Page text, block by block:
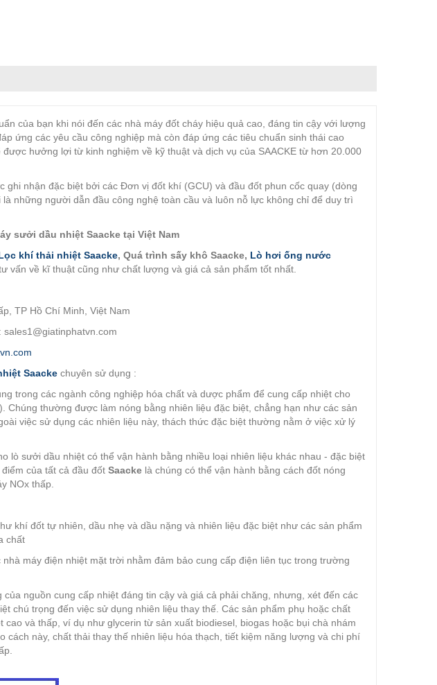
của bạn khi nói đến các nhà máy đốt cháy hiệu quả cao, đáng tin cậy với lượng
ứng các yêu cầu công nghiệp mà còn đáp ứng các tiêu chuẩn sinh thái cao
hưởng lợi từ kinh nghiệm về kỹ thuật và dịch vụ của SAACKE từ hơn 20.000
ghi nhận đặc biệt bởi các Đơn vị đốt khí (GCU) và đầu đốt phun cốc quay (dòng
những người dẫn đầu công nghệ toàn cầu và luôn nỗ lực không chỉ để duy trì
sưởi dầu nhiệt Saacke tại Việt Nam
khí thải nhiệt Saacke, Quá trình sấy khô Saacke, Lò hơi ống nước
vấn về kĩ thuật cũng như chất lượng và giá cả sản phẩm tốt nhất.
TP Hồ Chí Minh, Việt Nam
Saacke chuyên sử dụng :
trong các ngành công nghiệp hóa chất và dược phẩm để cung cấp nhiệt cho
Chúng thường được làm nóng bằng nhiên liệu đặc biệt, chẳng hạn như các sản
việc sử dụng các nhiên liệu này, thách thức đặc biệt thường nằm ở việc xử lý
lò sưởi dầu nhiệt có thể vận hành bằng nhiều loại nhiên liệu khác nhau - đặc biệt
của tất cả đầu đốt Saacke là chúng có thể vận hành bằng cách đốt nóng
NOx thấp.
khí đốt tự nhiên, dầu nhẹ và dầu nặng và nhiên liệu đặc biệt như các sản phẩm
chất
máy điện nhiệt mặt trời nhằm đảm bảo cung cấp điện liên tục trong trường
nguồn cung cấp nhiệt đáng tin cậy và giá cả phải chăng, nhưng, xét đến các
chú trọng đến việc sử dụng nhiên liệu thay thế. Các sản phẩm phụ hoặc chất
và thấp, ví dụ như glycerin từ sản xuất biodiesel, biogas hoặc bụi chà nhám
này, chất thải thay thế nhiên liệu hóa thạch, tiết kiệm năng lượng và chi phí